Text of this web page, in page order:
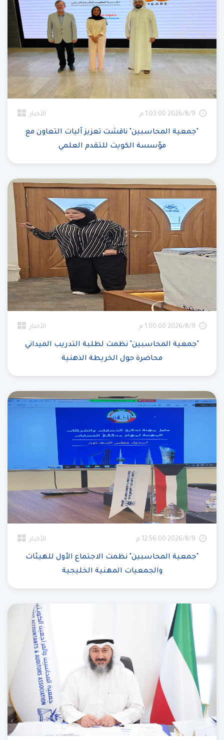
9‏‏/8‏‏/2026 1:03:00 م الأخبار
"جمعية المحاسبين" ناقشت تعزيز آليات التعاون مع
مؤسسة الكويت للتقدم العلمي
9‏‏/8‏‏/2026 1:00:00 م الأخبار
"جمعية المحاسبين" نظمت لطلبة التدريب الميداني
محاضرة حول الخريطة الذهنية
9‏‏/8‏‏/2026 12:56:00 م الأخبار
"جمعية المحاسبين" نظمت الاجتماع الأول للهيئات
والجمعيات المهنية الخليجية